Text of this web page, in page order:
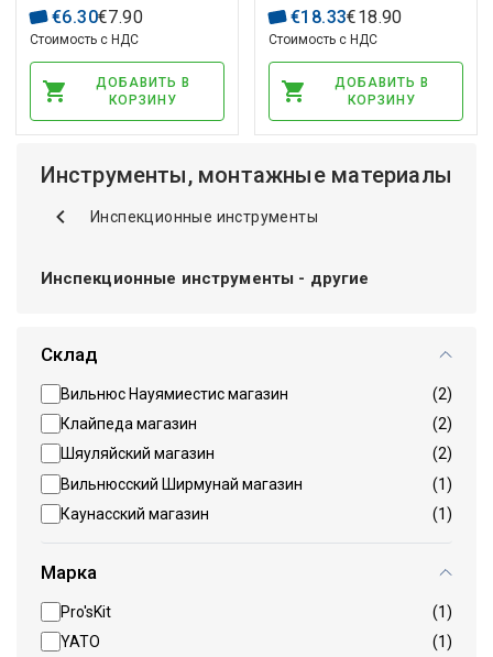
€6.30€7.90
Стоимость с НДС
ДОБАВИТЬ В
КОРЗИНУ
светодиодной
подсветкой
€18.33€18.90
Стоимость с НДС
ДОБАВИТЬ В
КОРЗИНУ
Инструменты, монтажные материалы
Инспекционные инструменты
Инспекционные инструменты - другие
Склад
Вильнюс Науямиестис магазин
(2)
Клайпеда магазин
(2)
Шяуляйский магазин
(2)
Вильнюсский Ширмунай магазин
(1)
Каунасский магазин
(1)
Марка
Pro'sKit
(1)
YATO
(1)